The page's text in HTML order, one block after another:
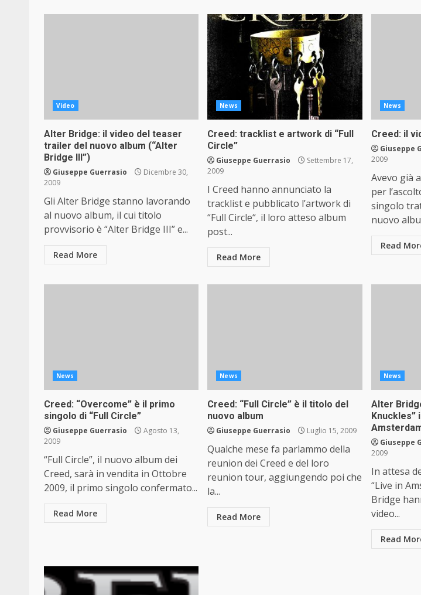
Video
Alter Bridge: il video del teaser
trailer del nuovo album (“Alter
Bridge III”)
Giuseppe Guerrasio
Dicembre 30,
2009
Gli Alter Bridge stanno lavorando
al nuovo album, il cui titolo
provvisorio è “Alter Bridge III” e...
Read More
News
Creed: tracklist e artwork di “Full
Circle”
Giuseppe Guerrasio
Settembre 17,
2009
I Creed hanno annunciato la
tracklist e pubblicato l’artwork di
“Full Circle“, il loro atteso album
post...
Read More
News
Creed: il
Giuseppe
2009
Avevo già
per
singolo
nuovo
Read
News
Creed: “Overcome” è il primo
singolo di “Full Circle”
Giuseppe Guerrasio
Agosto 13,
2009
“Full Circle”, il nuovo album dei
Creed, sarà in vendita in Ottobre
2009, il primo singolo confermato...
Read More
News
Creed: “Full Circle” è il titolo del
nuovo album
Giuseppe Guerrasio Luglio 15, 2009
Qualche mese fa parlammo della
reunion dei Creed e del loro
reunion tour, aggiungendo poi che
la...
Read More
News
Alter
Knuckles”
Giuseppe
2009
In attesa
“Live in
Bridge
video...
Read